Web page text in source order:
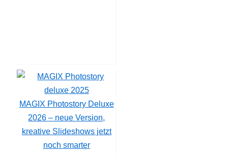
MAGIX Photostory Deluxe
2026 – neue Version,
kreative Slideshows jetzt
noch smarter